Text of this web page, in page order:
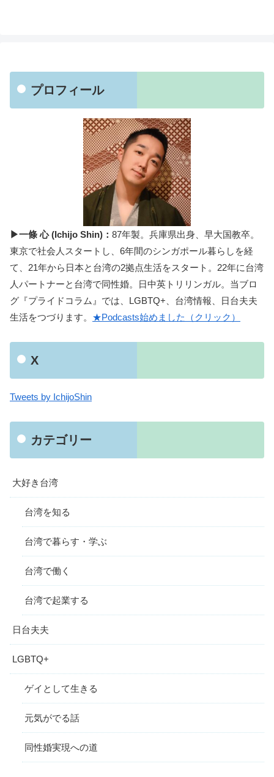
プロフィール
▶一條 心 (Ichijo Shin)： 87年製。兵庫県出身、早大国教卒。
東京で社会人スタートし、6年間のシンガポール暮らしを経
て、21年から日本と台湾の2拠点生活をスタート。22年に台湾
人パートナーと台湾で同性婚。日中英トリリンガル。当ブロ
グ『プライドコラム』では、LGBTQ+、台湾情報、日台夫夫
生活をつづります。 ★Podcasts始めました（クリック）
X
Tweets by IchijoShin
カテゴリー
大好き台湾
台湾を知る
台湾で暮らす・学ぶ
台湾で働く
台湾で起業する
日台夫夫
LGBTQ+
ゲイとして生きる
元気がでる話
同性婚実現への道